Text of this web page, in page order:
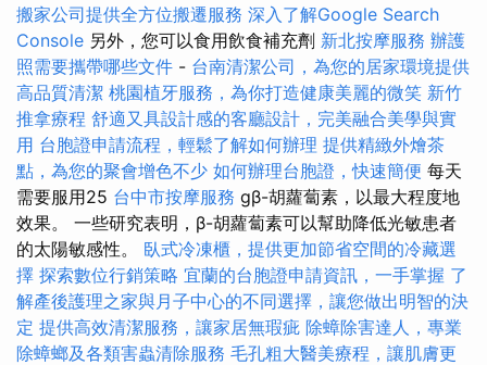
搬家公司提供全方位搬遷服務 深入了解Google Search
Console 另外，您可以食用飲食補充劑 新北按摩服務 辦護
照需要攜帶哪些文件 - 台南清潔公司，為您的居家環境提供
高品質清潔 桃園植牙服務，為你打造健康美麗的微笑 新竹
推拿療程 舒適又具設計感的客廳設計，完美融合美學與實
用 台胞證申請流程，輕鬆了解如何辦理 提供精緻外燴茶
點，為您的聚會增色不少 如何辦理台胞證，快速簡便 每天
需要服用25 台中市按摩服務 gβ-胡蘿蔔素，以最大程度地
效果。 一些研究表明，β-胡蘿蔔素可以幫助降低光敏患者
的太陽敏感性。 臥式冷凍櫃，提供更加節省空間的冷藏選
擇 探索數位行銷策略 宜蘭的台胞證申請資訊，一手掌握 了
解產後護理之家與月子中心的不同選擇，讓您做出明智的決
定 提供高效清潔服務，讓家居無瑕疵 除蟑除害達人，專業
除蟑螂及各類害蟲清除服務 毛孔粗大醫美療程，讓肌膚更